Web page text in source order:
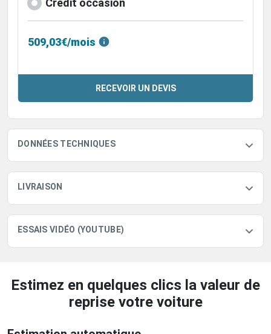
Crédit occasion
509,03€/mois
RECEVOIR UN DEVIS
DONNÉES TECHNIQUES
LIVRAISON
ESSAIS VIDÉO (YOUTUBE)
Estimez en quelques clics la valeur de
reprise votre voiture